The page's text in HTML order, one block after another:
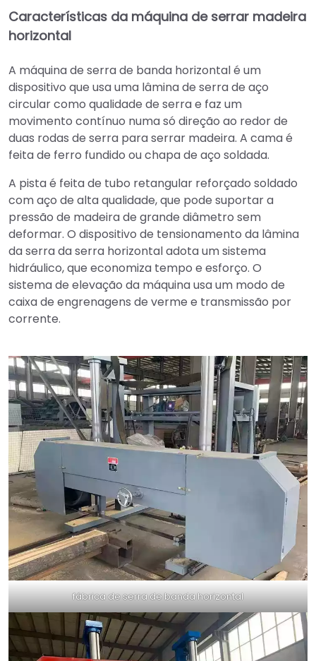
Características da máquina de serrar madeira
horizontal
A máquina de serra de banda horizontal é um
dispositivo que usa uma lâmina de serra de aço
circular como qualidade de serra e faz um
movimento contínuo numa só direção ao redor de
duas rodas de serra para serrar madeira. A cama é
feita de ferro fundido ou chapa de aço soldada.
A pista é feita de tubo retangular reforçado soldado
com aço de alta qualidade, que pode suportar a
pressão de madeira de grande diâmetro sem
deformar. O dispositivo de tensionamento da lâmina
da serra da serra horizontal adota um sistema
hidráulico, que economiza tempo e esforço. O
sistema de elevação da máquina usa um modo de
caixa de engrenagens de verme e transmissão por
corrente.
fábrica de serra de banda horizontal